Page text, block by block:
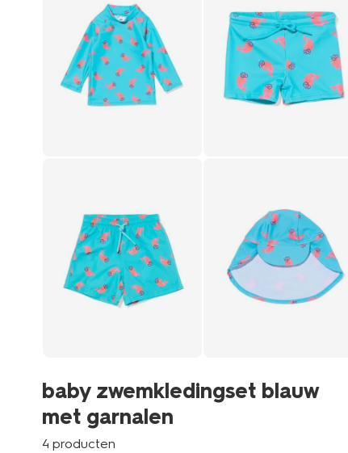
baby zwemkledingset blauw
met garnalen
4 producten